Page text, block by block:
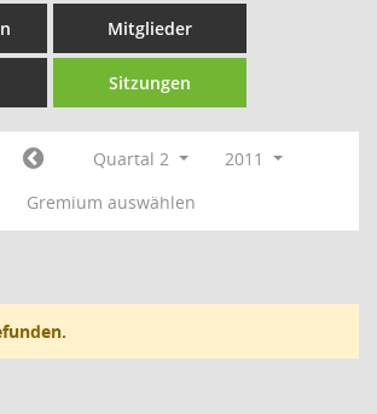
Mitglieder
Sitzungen
Quartal 2
2011
Gremium auswählen